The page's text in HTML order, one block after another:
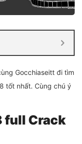
Gocchiaseitt đi tìm
tốt nhất. Cùng chú ý
full Crack